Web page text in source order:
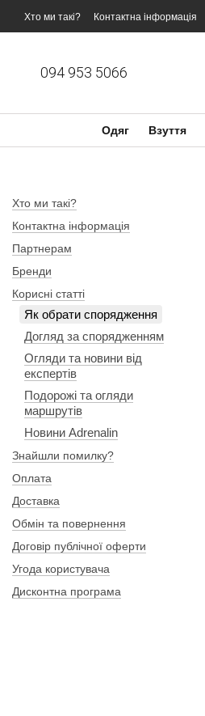
Перейти до основного контенту
Хто ми такі? Контактна інформація
094 953 5066
Одяг Взуття
Хто ми такі?
Контактна інформація
Партнерам
Бренди
Корисні статті
Як обрати спорядження
Догляд за спорядженням
Огляди та новини від
експертів
Подорожі та огляди
маршрутів
Новини Adrenalin
Знайшли помилку?
Оплата
Доставка
Обмін та повернення
Договір публічної оферти
Угода користувача
Дисконтна програма